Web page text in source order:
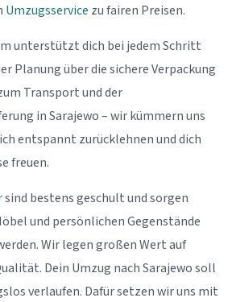
Umzugsservice zu fairen Preisen.
unterstützt dich bei jedem Schritt
Planung über die sichere Verpackung
Transport und der
in Sarajewo – wir kümmern uns
entspannt zurücklehnen und dich
freuen.
sind bestens geschult und sorgen
und persönlichen Gegenstände
Wir legen großen Wert auf
Dein Umzug nach Sarajewo soll
verlaufen. Dafür setzen wir uns mit